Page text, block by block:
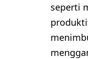
seperti